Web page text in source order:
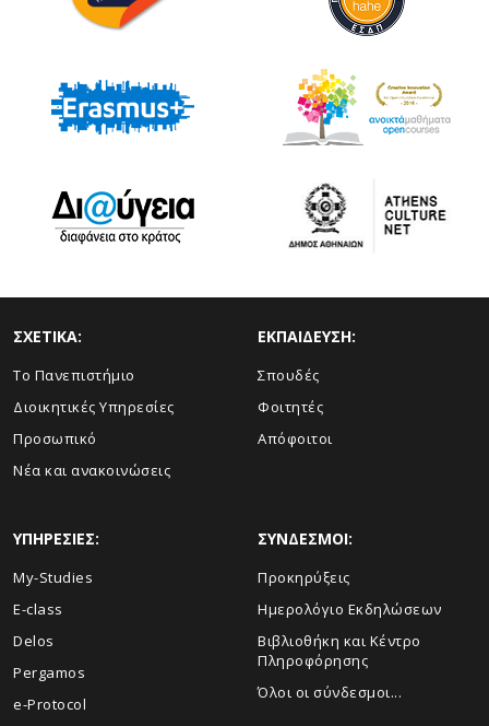
ΣΧΕΤΙΚΑ:
Το Πανεπιστήμιο
Διοικητικές Υπηρεσίες
Προσωπικό
Νέα και ανακοινώσεις
ΕΚΠΑΙΔΕΥΣΗ:
Σπουδές
Φοιτητές
Απόφοιτοι
ΥΠΗΡΕΣΙΕΣ:
My-Studies
E-class
Delos
Pergamos
e-Protocol
ΣΥΝΔΕΣΜΟΙ:
Προκηρύξεις
Ημερολόγιο Εκδηλώσεων
Βιβλιοθήκη και Κέντρο
Πληροφόρησης
Όλοι οι σύνδεσμοι...